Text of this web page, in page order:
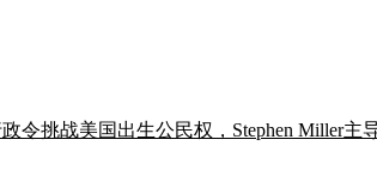
挑战美国出生公民权，Stephen Miller主